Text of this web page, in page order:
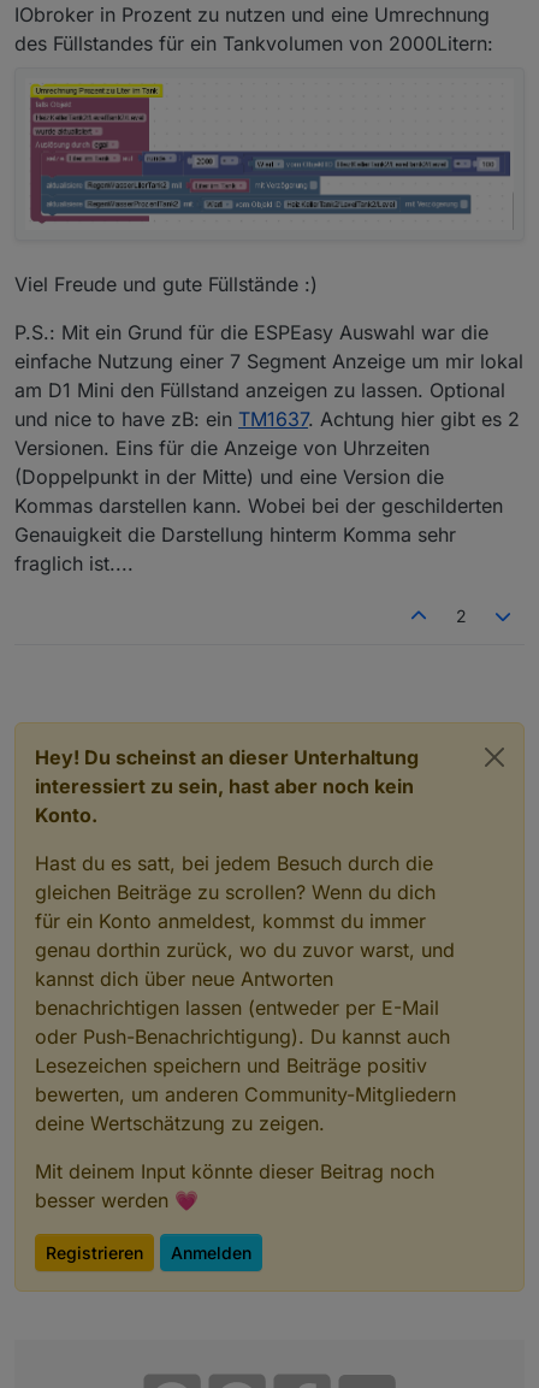
IObroker in Prozent zu nutzen und eine Umrechnung
des Füllstandes für ein Tankvolumen von 2000Litern:
Viel Freude und gute Füllstände :)
P.S.: Mit ein Grund für die ESPEasy Auswahl war die
einfache Nutzung einer 7 Segment Anzeige um mir lokal
am D1 Mini den Füllstand anzeigen zu lassen. Optional
und nice to have zB: ein TM1637. Achtung hier gibt es 2
Versionen. Eins für die Anzeige von Uhrzeiten
(Doppelpunkt in der Mitte) und eine Version die
Kommas darstellen kann. Wobei bei der geschilderten
Genauigkeit die Darstellung hinterm Komma sehr
fraglich ist....
2
Hey! Du scheinst an dieser Unterhaltung
interessiert zu sein, hast aber noch kein
Konto.
Hast du es satt, bei jedem Besuch durch die
gleichen Beiträge zu scrollen? Wenn du dich
für ein Konto anmeldest, kommst du immer
genau dorthin zurück, wo du zuvor warst, und
kannst dich über neue Antworten
benachrichtigen lassen (entweder per E-Mail
oder Push-Benachrichtigung). Du kannst auch
Lesezeichen speichern und Beiträge positiv
bewerten, um anderen Community-Mitgliedern
deine Wertschätzung zu zeigen.
Mit deinem Input könnte dieser Beitrag noch
besser werden 💗
Registrieren Anmelden